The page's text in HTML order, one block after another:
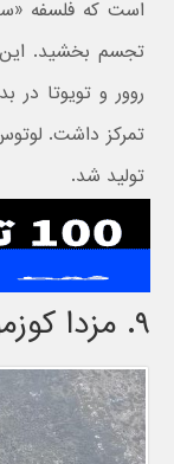
است که فلسفه
تجسم بخشید.
روور و تویوتا در
تولید شد.
۹. مزدا کوزمو (Mazda Cosmo)